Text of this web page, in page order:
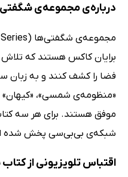
درباره‌ی مجموعه‌ی
برایان کاکس هستند که تلاش
فضا را کشف کنند و به
«منظومه‌ی شمسی»، «کیهان»
موفق هستند. برای هر سه
شبکه‌ی بی‌بی‌سی پخش شده
اقتباس تلویزیونی از